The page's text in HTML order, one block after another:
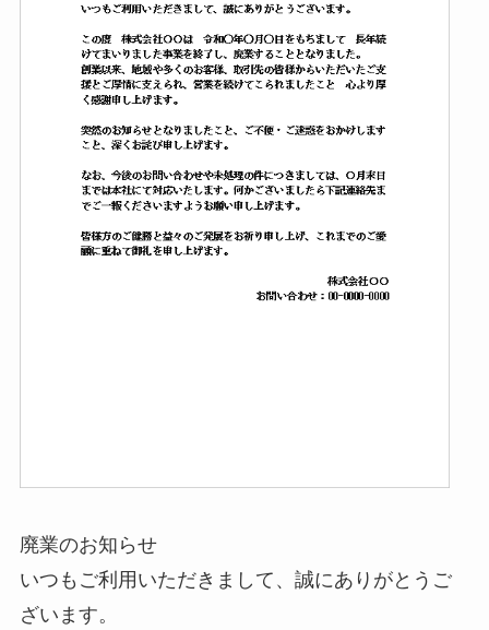
廃業のお知らせ
いつもご利用いただきまして、誠にありがとうご
ざいます。